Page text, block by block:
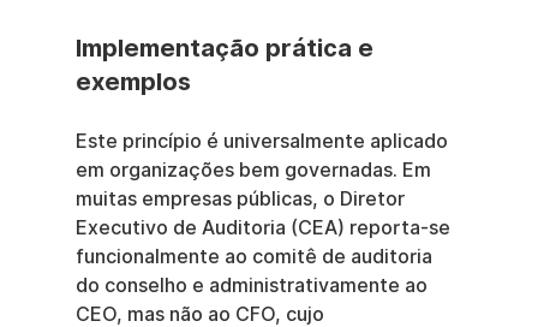
Implementação prática e
exemplos
Este princípio é universalmente aplicado
em organizações bem governadas. Em
muitas empresas públicas, o Diretor
Executivo de Auditoria (CEA) reporta-se
funcionalmente ao comitê de auditoria
do conselho e administrativamente ao
CEO, mas não ao CFO, cujo